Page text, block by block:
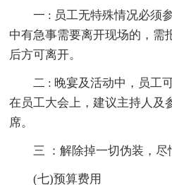
一 : 员工无特殊情况必须
中有急事需要离开现场的，需
后方可离开。
二 : 晚宴及活动中，员工
在员工大会上，建议主持人及
席。
三 ：解除掉一切伪装，尽
(七)预算费用